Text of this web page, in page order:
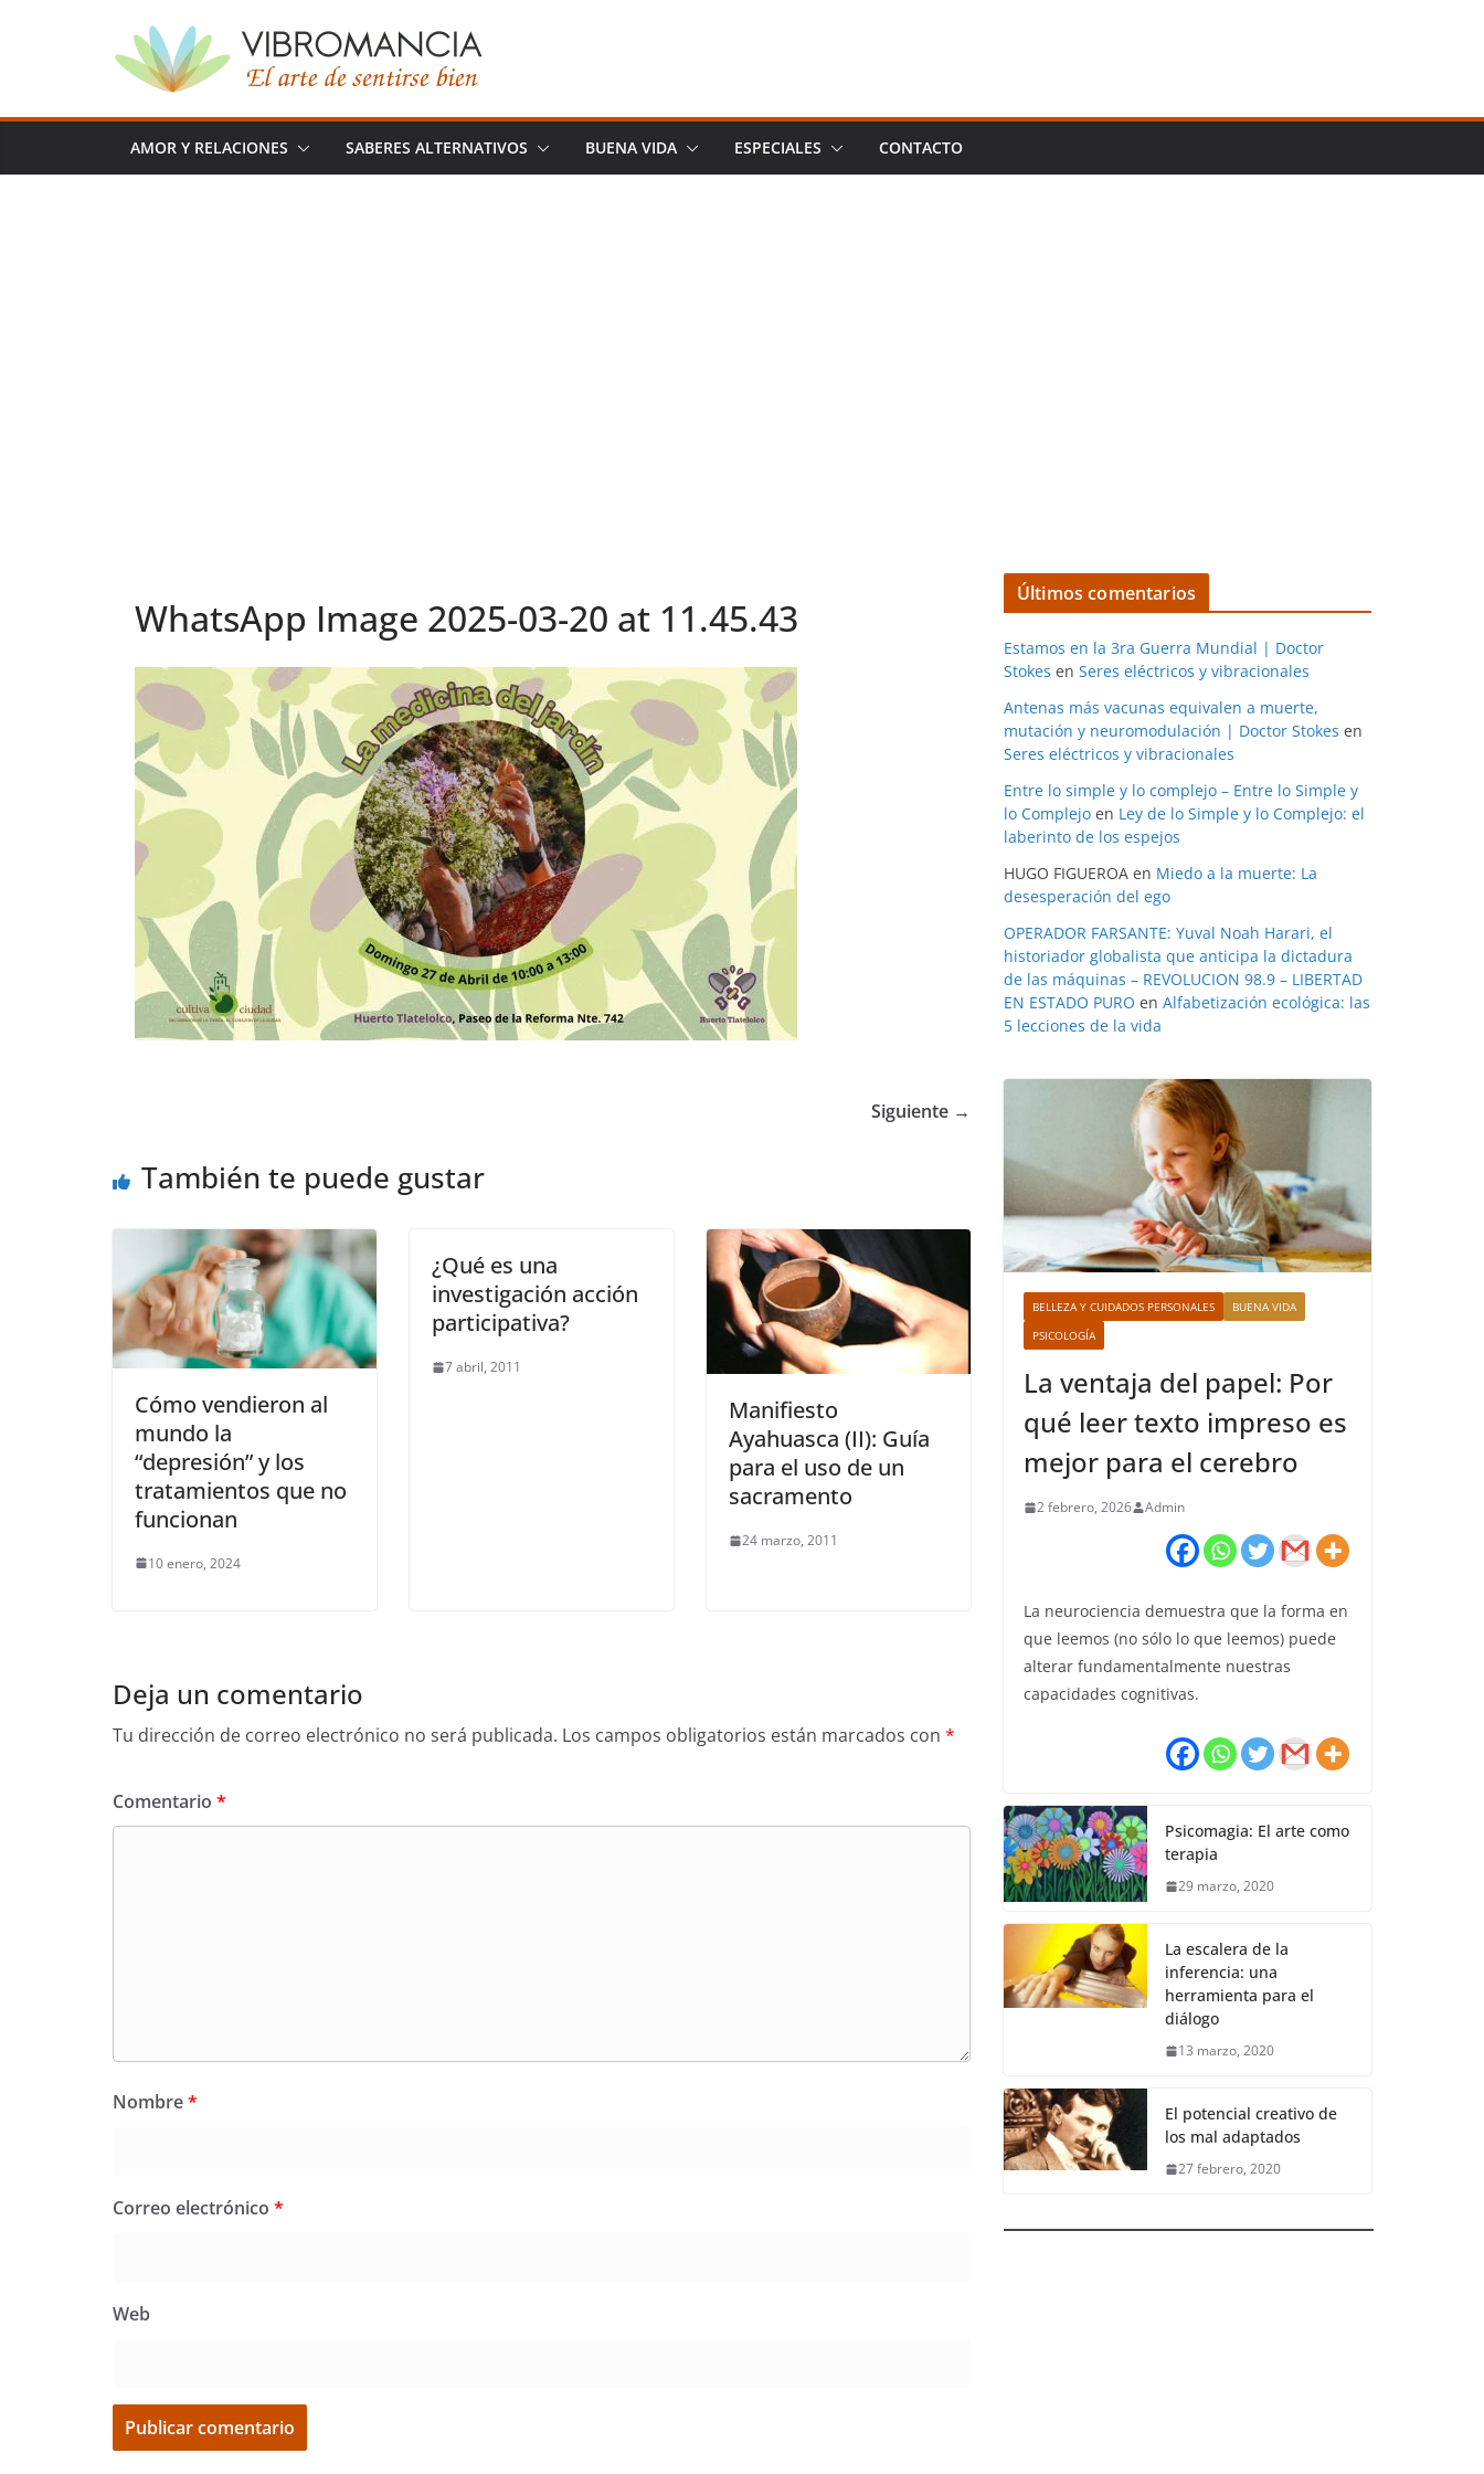
AMOR Y RELACIONES SABERES ALTERNATIVOS BUENA VIDA ESPECIALES CONTACTO
WhatsApp Image 2025-03-20 at 11.45.43
Siguiente →
También te puede gustar
Cómo vendieron al
mundo la
“depresión” y los
tratamientos que no
funcionan
10 enero, 2024
¿Qué es una
investigación acción
participativa?
7 abril, 2011
Manifiesto
Ayahuasca (II): Guía
para el uso de un
sacramento
24 marzo, 2011
Deja un comentario
Tu dirección de correo electrónico no será publicada. Los campos obligatorios están marcados con *
Comentario *
Nombre*
Correo electrónico *
Web
Últimos comentarios
Estamos en la 3ra Guerra Mundial | Doctor
Stokes en Seres eléctricos y vibracionales
Antenas más vacunas equivalen a muerte,
mutación y neuromodulación | Doctor Stokes en
Seres eléctricos y vibracionales
Entre lo simple y lo complejo – Entre lo Simple y
lo Complejo en Ley de lo Simple y lo Complejo: el
laberinto de los espejos
HUGO FIGUEROA en Miedo a la muerte: La
desesperación del ego
OPERADOR FARSANTE: Yuval Noah Harari, el
historiador globalista que anticipa la dictadura
de las máquinas – REVOLUCION 98.9 – LIBERTAD
EN ESTADO PURO en Alfabetización ecológica: las
5 lecciones de la vida
BELLEZA Y CUIDADOS PERSONALES
BUENA VIDA
PSICOLOGÍA
La ventaja del papel: Por
qué leer texto impreso es
mejor para el cerebro
2 febrero, 2026 Admin
La neurociencia demuestra que la forma en
que leemos (no sólo lo que leemos) puede
alterar fundamentalmente nuestras
capacidades cognitivas.
Psicomagia: El arte como
terapia
29 marzo, 2020
La escalera de la
inferencia: una
herramienta para el
diálogo
13 marzo, 2020
El potencial creativo de
los mal adaptados
27 febrero, 2020